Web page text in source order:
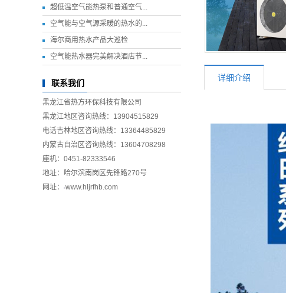
超低温空气能热泵和普通空气...
空气能与空气源采暖的热水的...
海尔商用热水产品大巡检
空气能热水器完美解决酒店节...
联系我们
黑龙江省热方环保科技有限公司
黑龙江地区咨询热线：13904515829
电话吉林地区咨询热线：13364485829
内蒙古自治区咨询热线：13604708298
座机：0451-82333546
地址：哈尔滨南岗区先锋路270号
网址：
www.hljrfhb.com
详细介绍